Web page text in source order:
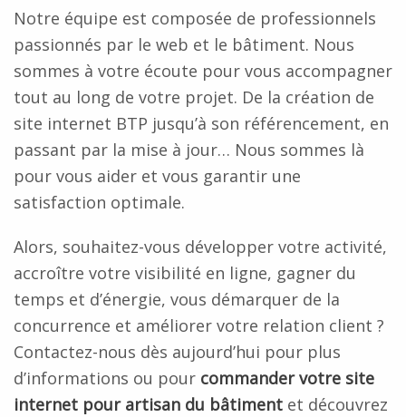
Notre équipe est composée de professionnels
passionnés par le web et le bâtiment. Nous
sommes à votre écoute pour vous accompagner
tout au long de votre projet. De la création de
site internet BTP jusqu’à son référencement, en
passant par la mise à jour… Nous sommes là
pour vous aider et vous garantir une
satisfaction optimale.
Alors, souhaitez-vous développer votre activité,
accroître votre visibilité en ligne, gagner du
temps et d’énergie, vous démarquer de la
concurrence et améliorer votre relation client ?
Contactez-nous dès aujourd’hui pour plus
d’informations ou pour commander votre site
internet pour artisan du bâtiment et découvrez